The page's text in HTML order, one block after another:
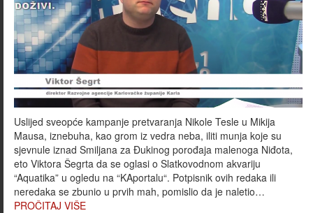
Uslijed sveopće kampanje pretvaranja Nikole Tesle u Mikija
Mausa, iznebuha, kao grom iz vedra neba, iliti munja koje su
sjevnule iznad Smiljana za Đukinog porođaja malenoga Niđota,
eto Viktora Šegrta da se oglasi o Slatkovodnom akvariju
“Aquatika” u ogledu na “KAportalu“. Potpisnik ovih redaka ili
neredaka se zbunio u prvih mah, pomislio da je naletio…
PROČITAJ VIŠE